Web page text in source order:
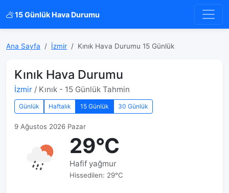
15 Günlük Hava Durumu
Ana Sayfa İzmir Kınık Hava Durumu 15 Günlük
Kınık Hava Durumu
İzmir / Kınık - 15 Günlük Tahmin
Günlük Haftalık 15 Günlük 30 Günlük
9 Ağustos 2026 Pazar
29°C
Hafif yağmur
Hissedilen: 29°C